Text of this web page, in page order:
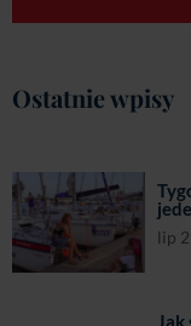
Ostatnie wpisy
lip
Jak